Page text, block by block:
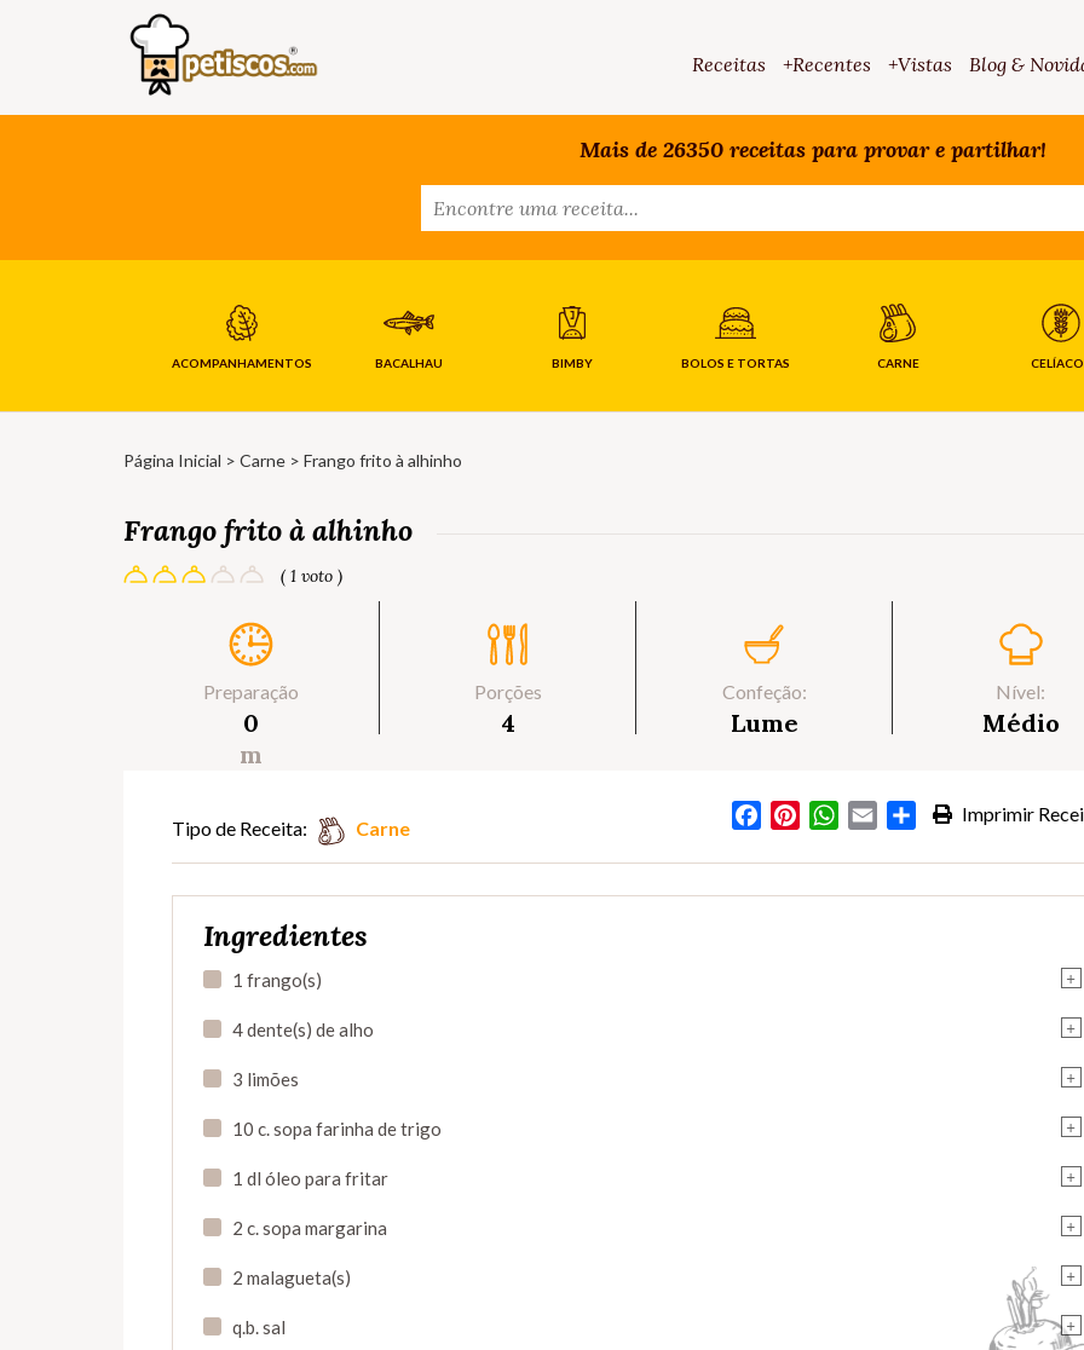
Receitas +Recentes +Vistas Blog &
Mais de 26350 receitas para provar e partilhar!
ACOMPANHAMENTOS BACALHAU BIMBY BOLOS E TORTAS CARNE
Página Inicial > Carne > Frango frito à alhinho
Frango frito à alhinho
( 1 voto )
Preparação
0
m
Porções
4
Confeção:
Lume
Nível:
Médio
Imprimir
FacebookPinterestWhatsApp
Email Partilhar
Tipo de Receita: Carne
Ingredientes
+
1 frango(s)
+
4 dente(s) de alho
+
3 limões
+
10 c. sopa farinha de trigo
+
1 dl óleo para fritar
+
2 c. sopa margarina
+
2 malagueta(s)
+
q.b. sal